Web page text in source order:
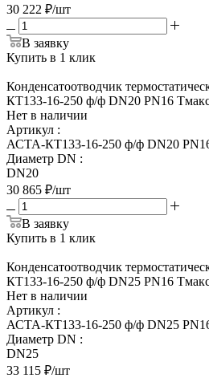
30 222 ₽/шт
В заявку
Купить в 1 клик
Конденсатоотводчик
КТ133-16-250 ф/ф DN20 PN16
Нет в наличии
Артикул :
АСТА-КТ133-16-250 ф/ф DN20
Диаметр DN :
DN20
30 865 ₽/шт
В заявку
Купить в 1 клик
Конденсатоотводчик
КТ133-16-250 ф/ф DN25 PN16
Нет в наличии
Артикул :
АСТА-КТ133-16-250 ф/ф DN25
Диаметр DN :
DN25
33 115 ₽/шт